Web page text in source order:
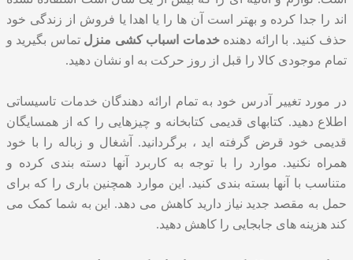
اند را جدا کرده و بهتر است آن ها را یا اهدا یا فروش از زندگی خود
حذف کنید. با ارائه دهندهخدمات اسباب کشی منزل تماس بگیرید و
تمام موجودی کالا را قبل از روز حرکت به او نشان دهید.
در مورد تغییر آدرس خود به تمام ارائه دهندگان خدمات تاسیساتی
اطلاع دهید. کتابهای قدیمی کتابخانه و چیزهایی را که از همسایگان
قدیمی خود قرض گرفته اید ، برگردانید. آشغال و زباله را با خود
همراه نکنید. موارد را با توجه به کاربرد آنها دسته بندی کرده و
متناسب با آنها بسته بندی کنید. این موارد همچنین باری را که برای
حمل به مقصد جدید نیاز دارید کاهش می دهد. این به شما کمک می
کند هزینه های جابجایی را کاهش دهید.